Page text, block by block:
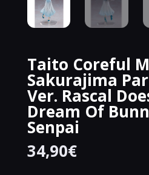
Taito Coreful
Sakurajima
Ver. Rascal
Dream Of
Senpai
34,90€